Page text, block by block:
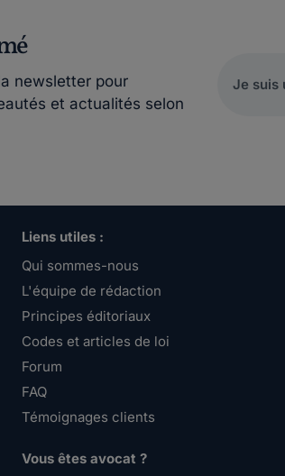
newsletter pour
et actualités selon
Liens utiles :
Qui sommes-nous
L'équipe de rédaction
Principes éditoriaux
Codes et articles de loi
Forum
FAQ
Témoignages clients
Vous êtes avocat ?